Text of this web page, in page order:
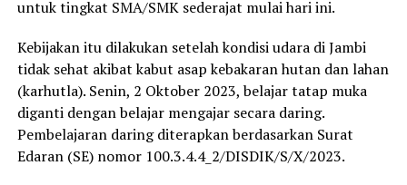
untuk tingkat SMA/SMK sederajat mulai hari ini.
Kebijakan itu dilakukan setelah kondisi udara di Jambi
tidak sehat akibat kabut asap kebakaran hutan dan lahan
(karhutla). Senin, 2 Oktober 2023, belajar tatap muka
diganti dengan belajar mengajar secara daring.
Pembelajaran daring diterapkan berdasarkan Surat
Edaran (SE) nomor 100.3.4.4_2/DISDIK/S/X/2023.